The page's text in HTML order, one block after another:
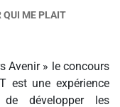
QUI ME PLAIT
Avenir » le concours
est une expérience
développer les